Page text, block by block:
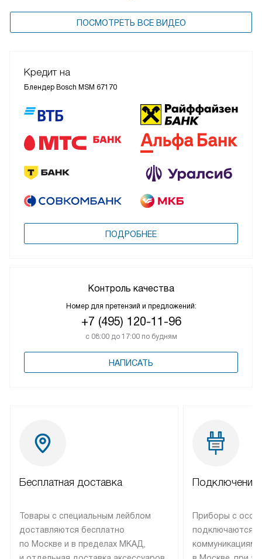
ПОСМОТРЕТЬ ВСЕ ВИДЕО
Кредит на
Блендер Bosch MSM 67170
ПОДРОБНЕЕ
Контроль качества
Номер для претензий и предложений:
+7 (495) 120-11-96
с 08:00 до 17:00 по будням
НАПИСАТЬ
Бесплатная доставка
Товары с специальным лейблом
доставляются бесплатно
по Москве и в пределах МКАД,
Подключение
Приборы с
подключаются к
коммуникациям